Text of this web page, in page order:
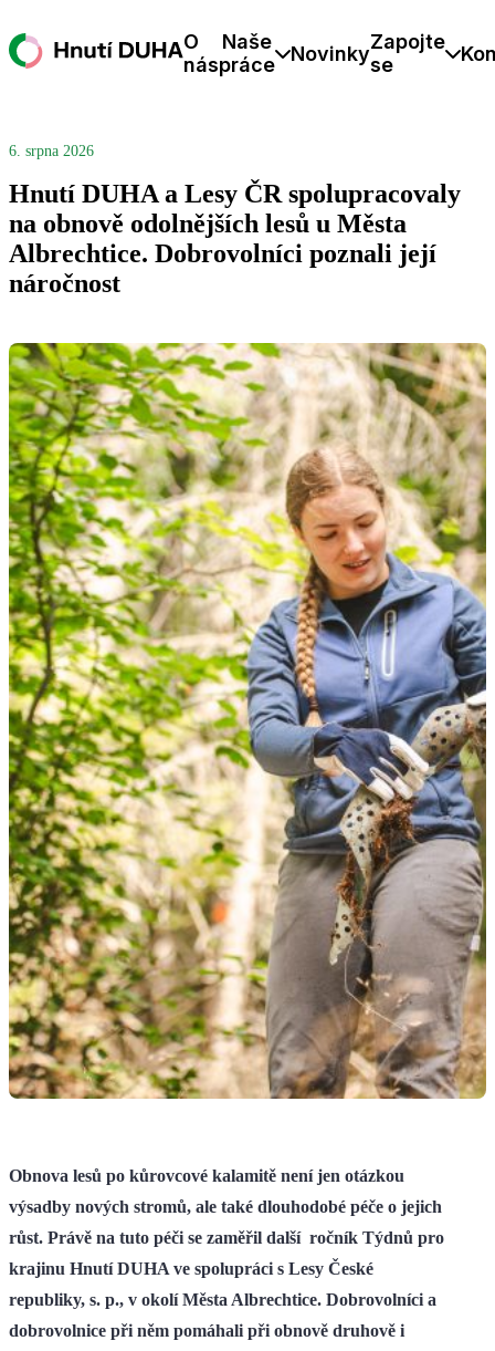
O
nás
Naše
práce
NovinkyZapojte
se
6. srpna 2026
Hnutí DUHA a Lesy ČR spolupracovaly
na obnově odolnějších lesů u Města
Albrechtice. Dobrovolníci poznali její
náročnost
Obnova lesů po kůrovcové kalamitě není jen otázkou
výsadby nových stromů, ale také dlouhodobé péče o jejich
růst. Právě na tuto péči se zaměřil další ročník Týdnů pro
krajinu Hnutí DUHA ve spolupráci s Lesy České
republiky, s. p., v okolí Města Albrechtice. Dobrovolníci a
dobrovolnice při něm pomáhali při obnově druhově i